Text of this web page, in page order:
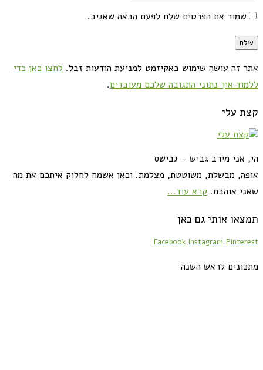
שמור את הפרטים שלח לפעם הבאה שאגיב.
אתר זה עושה שימוש באקיזמט למניעת הודעות זבל. לחצו כאן כדי
ללמוד איך נתוני התגובה שלכם מעובדים.
קצת עלי
הי, אני מירב גביש - גבישס
אופה, מבשלת, משוטטת, מצלמת. וכאן אשמח לחלוק איתכם את מה
שאני אוהבת. קרא עוד...
תמצאו אותי גם כאן
Facebook Instagram Pinterest
מתכונים לראש השנה